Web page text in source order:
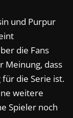
und Purpur
die Fans
Meinung, dass
die Serie ist.
weitere
Spieler noch